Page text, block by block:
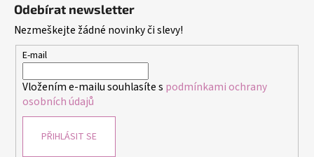
s
Odebírat newsletter
Nezmeškejte žádné novinky či slevy!
E-mail
Vložením e-mailu souhlasíte s podmínkami ochrany
osobních údajů
PŘIHLÁSIT SE